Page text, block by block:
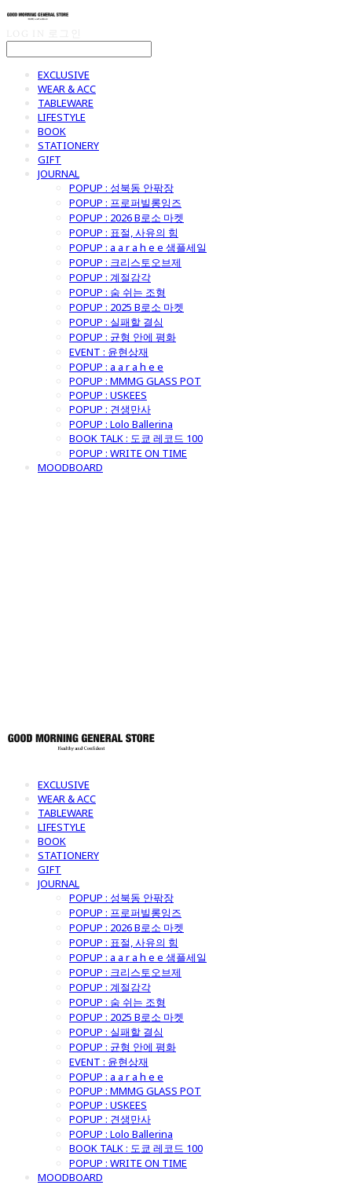
EXCLUSIVE
WEAR & ACC
TABLEWARE
LIFESTYLE
BOOK
STATIONERY
GIFT
JOURNAL
POPUP : 성북동 안팎장
POPUP : 프로퍼빌롱잉즈
POPUP : 2026 B로소 마켓
POPUP : 표절, 사유의 힘
POPUP : a a r a h e e 샘플세일
POPUP : 크리스토오브제
POPUP : 계절감각
POPUP : 숨 쉬는 조형
POPUP : 2025 B로소 마켓
POPUP : 실패할 결심
POPUP : 균형 안에 평화
EVENT : 윤현상재
POPUP : a a r a h e e
POPUP : MMMG GLASS POT
POPUP : USKEES
POPUP : 견생만사
POPUP : Lolo Ballerina
BOOK TALK : 도쿄 레코드 100
POPUP : WRITE ON TIME
MOODBOARD
EXCLUSIVE
WEAR & ACC
TABLEWARE
LIFESTYLE
BOOK
STATIONERY
GIFT
JOURNAL
POPUP : 성북동 안팎장
POPUP : 프로퍼빌롱잉즈
POPUP : 2026 B로소 마켓
POPUP : 표절, 사유의 힘
POPUP : a a r a h e e 샘플세일
POPUP : 크리스토오브제
POPUP : 계절감각
POPUP : 숨 쉬는 조형
POPUP : 2025 B로소 마켓
POPUP : 실패할 결심
POPUP : 균형 안에 평화
EVENT : 윤현상재
POPUP : a a r a h e e
POPUP : MMMG GLASS POT
POPUP : USKEES
POPUP : 견생만사
POPUP : Lolo Ballerina
BOOK TALK : 도쿄 레코드 100
POPUP : WRITE ON TIME
MOODBOARD